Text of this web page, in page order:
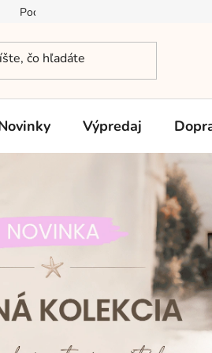
Podmienky ochrany osobných údajov
Výpredaj